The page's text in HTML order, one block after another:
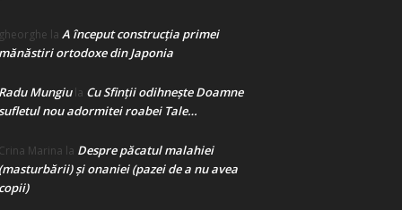
la A început construcţia primei
ortodoxe din Japonia
Mungiula Cu Sfinții odihnește Doamne
nou adormitei roabei Tale…
Marina la Despre păcatul malahiei
şi onaniei (pazei de a nu avea